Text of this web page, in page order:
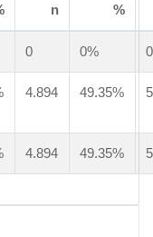
n %
0 0% 0
4.894 49.35%
4.894 49.35%